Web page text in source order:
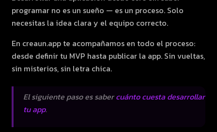
programar no es un sueño — es un proceso. Solo
necesitas la idea clara y el equipo correcto.
En creaun.app te acompañamos en todo el proceso:
desde definir tu MVP hasta publicar la app. Sin vueltas,
sin misterios, sin letra chica.
El siguiente paso es sabercuánto cuesta desarrollar
tu app.